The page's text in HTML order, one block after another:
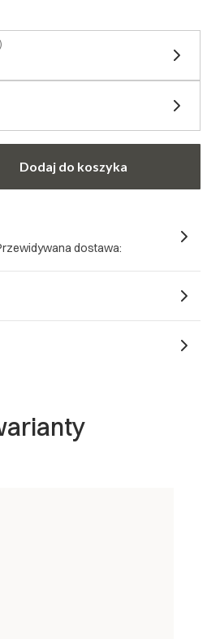
Dodaj do koszyka
dostawa: